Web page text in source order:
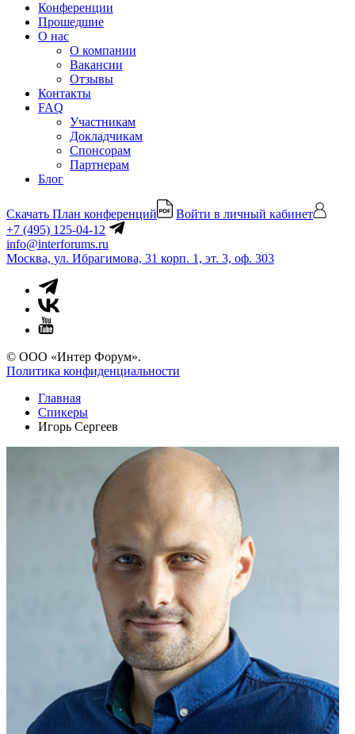
Конференции
Прошедшие
О нас
О компании
Вакансии
Отзывы
Контакты
FAQ
Участникам
Докладчикам
Спонсорам
Партнерам
Блог
Скачать План конференций
Войти в личный кабинет
+7 (495) 125-04-12
info@interforums.ru
Москва, ул. Ибрагимова, 31 корп. 1, эт. 3, оф. 303
© ООО «Интер Форум».
Политика конфиденциальности
Главная
Спикеры
Игорь Сергеев